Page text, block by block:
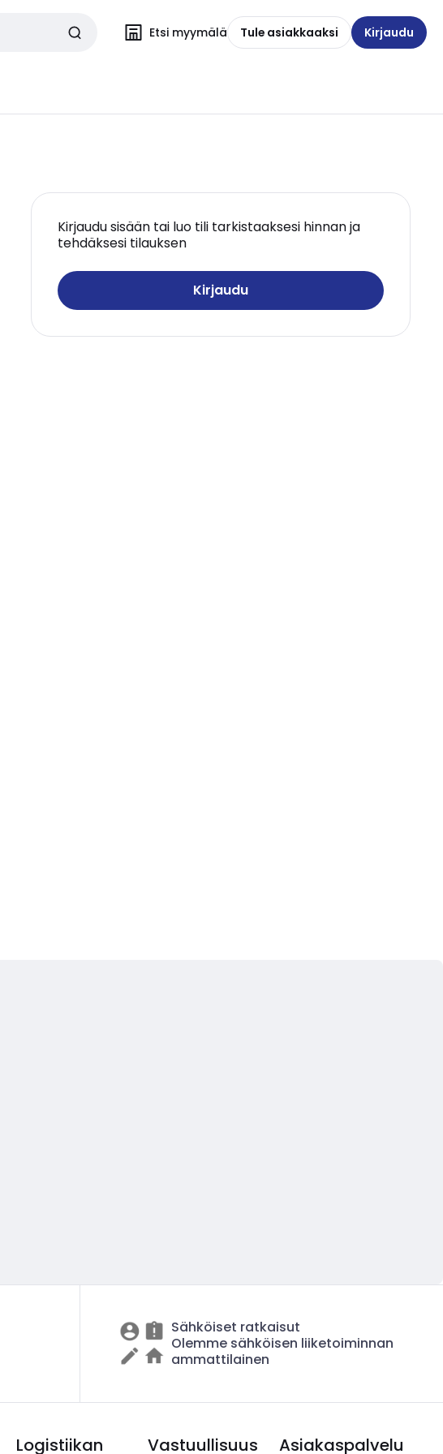
Etsi myymälä Tule asiakkaaksi Kirjaudu
Kirjaudu sisään tai luo tili tarkistaaksesi hinnan ja
tehdäksesi tilauksen
Kirjaudu
Sähköiset ratkaisut
Olemme sähköisen liiketoiminnan
ammattilainen
Logistiikan
Vastuullisuus Asiakaspalvelu